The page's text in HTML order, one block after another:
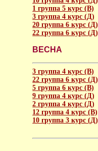
1 группа 5 курс (В)
3 группа 4 курс (Д)
20 группа 6 курс (Д)
22 группа 6 курс (Д)
ВЕСНА
3 группа 4 курс (В)
22 группа 6 курс (Д)
5 группа 6 курс (В)
9 группа 4 курс (Д)
2 группа 4 курс (Д)
12 группа 4 курс (В)
10 группа 3 курс (Д)